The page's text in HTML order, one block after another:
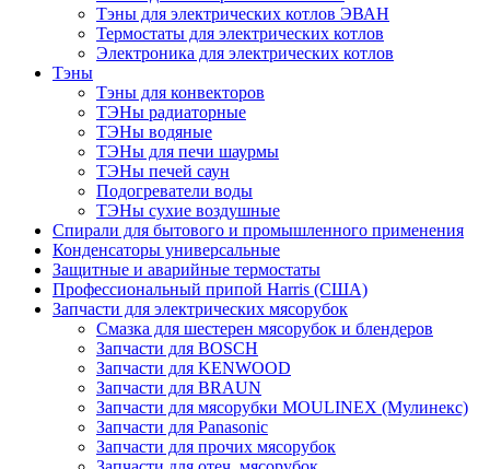
Тэны для электрических котлов ЭВАН
Термостаты для электрических котлов
Электроника для электрических котлов
Тэны
Тэны для конвекторов
ТЭНы радиаторные
ТЭНы водяные
ТЭНы для печи шаурмы
ТЭНы печей саун
Подогреватели воды
ТЭНы сухие воздушные
Спирали для бытового и промышленного применения
Конденсаторы универсальные
Защитные и аварийные термостаты
Профессиональный припой Harris (США)
Запчасти для электрических мясорубок
Смазка для шестерен мясорубок и блендеров
Запчасти для BOSCH
Запчасти для KENWOOD
Запчасти для BRAUN
Запчасти для мясорубки MOULINEX (Мулинекс)
Запчасти для Panasonic
Запчасти для прочих мясорубок